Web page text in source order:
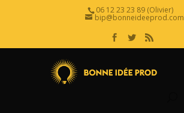
06 12 23 23 89 (Olivier)
bip@bonneideeprod.com